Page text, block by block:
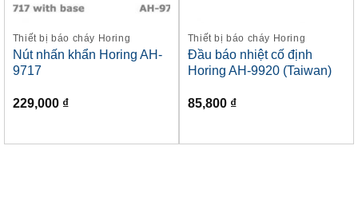
Thiết bị báo cháy Horing
Nút nhấn khẩn Horing AH-
9717
229,000 ₫
Thiết bị báo cháy Horing
Đầu báo nhiệt cố định
Horing AH-9920 (Taiwan)
85,800 ₫